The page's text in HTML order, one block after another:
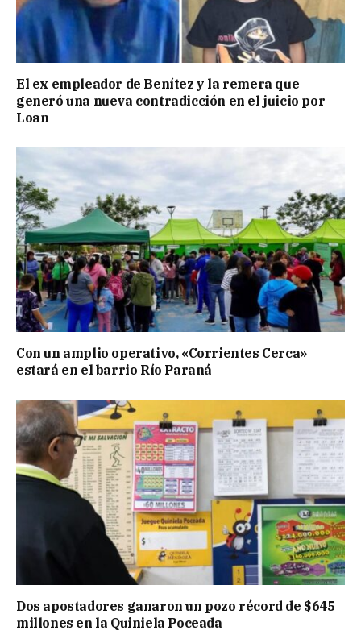
El ex empleador de Benítez y la remera que
generó una nueva contradicción en el juicio por
Loan
Con un amplio operativo, «Corrientes Cerca»
estará en el barrio Río Paraná
Dos apostadores ganaron un pozo récord de $645
millones en la Quiniela Poceada